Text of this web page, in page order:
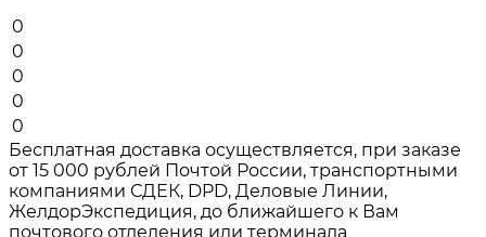
0
0
0
0
0
Бесплатная доставка осуществляется, при заказе
от 15 000 рублей Почтой России, транспортными
компаниями СДЕК, DPD, Деловые Линии,
ЖелдорЭкспедиция, до ближайшего к Вам
почтового отделения или терминала